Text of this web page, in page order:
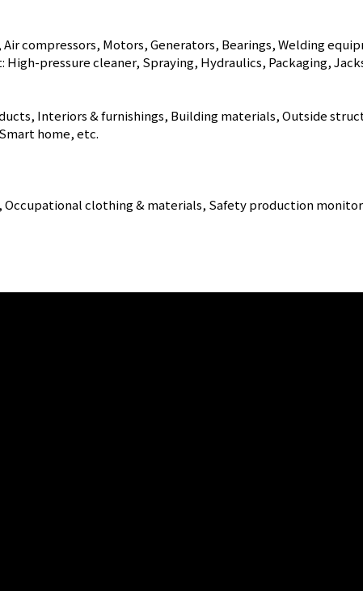
compressors, Motors, Generators, Bearings, Welding
pressure cleaner, Spraying, Hydraulics, Packaging,
Interiors & furnishings, Building materials, Outside
home, etc.
Occupational clothing & materials, Safety production